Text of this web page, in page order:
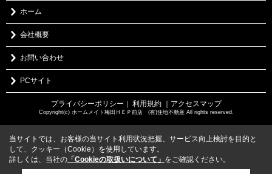
ホーム
会社概要
お問い合わせ
PCサイト
プライバシーポリシー ｜ 利用規約 ｜アクセスマップ
Copyright(c) ホームメイト梅田ＨＥＰ前店 (有)住地不動産 All rights reserved.
当サイトでは、お客様の当サイト利用状況把握、サービス向上検討を目的と
して、クッキー（Cookie）を使用しています。
詳しくは、当社の 「Cookieの取扱いについて」 をご確認ください。